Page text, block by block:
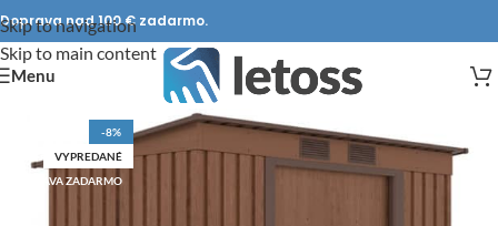
Skip to navigation
Skip to main content
Doprava nad 100 € zadarmo.
Menu
-8%
VYPREDANÉ
DOPRAVA ZADARMO